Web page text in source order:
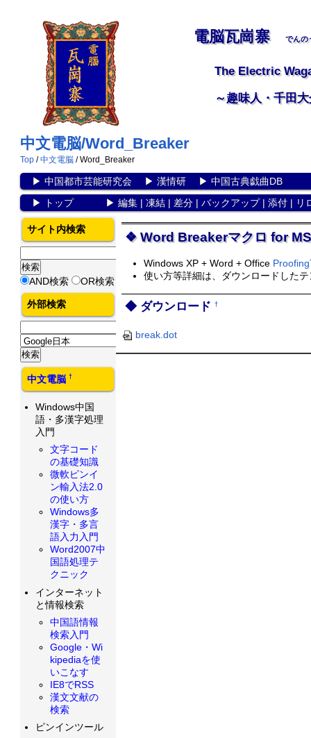
電脳瓦崗寨 でんの
The Electric
～趣味人・千田
中文電脳/Word_Breaker
Top /中文電脳 / Word_Breaker
▶ 中国都市芸能研究会▶ 漢情研▶ 中国古典戯曲DB
▶
トップ▶ 編集| 凍結| 差分| バックアップ| 添付| リ
Word Breakerマクロ for
Windows XP + Word + Office
使い方等詳細は、ダウンロードした
ダウンロード †
break.dot
サイト内検索
AND検索 OR検索
外部検索
中文電脳 †
Windows中国
語・多漢字処理
入門
文字コード
の基礎知識
微軟ピンイ
ン輸入法2.0
の使い方
Windows多
漢字・多言
語入力入門
Word2007中
国語処理テ
クニック
インターネット
と情報検索
中国語情報
検索入門
Google・Wi
kipediaを使
いこなす
IE8でRSS
漢文文献の
検索
ピンインツール